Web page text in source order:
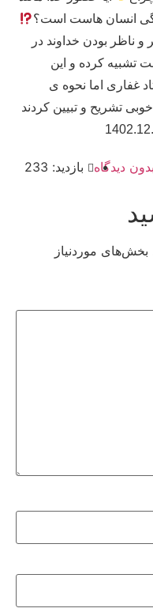
انسان هاست است؟
بودن خداوند در
تشبیه کرده و این
غفاری اما نحوه ی
تشریح و تبیین کردند
بدون دیدگاه بازدید: 233
بخش‌های موردنیاز